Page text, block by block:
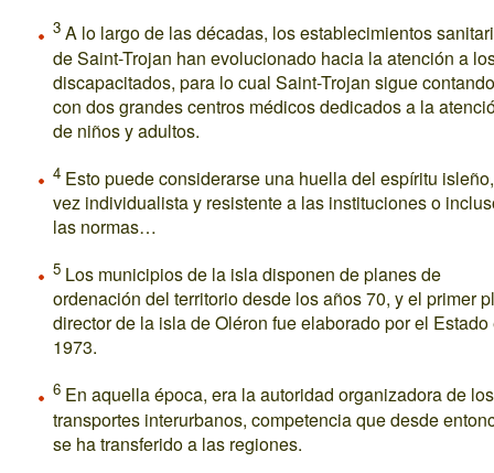
3 A lo largo de las décadas, los establecimientos
de Saint-Trojan han evolucionado hacia la atención a
discapacitados, para lo cual Saint-Trojan sigue contando
con dos grandes centros médicos dedicados a la
de niños y adultos.
4 Esto puede considerarse una huella del espíritu
vez individualista y resistente a las instituciones o
las normas…
5 Los municipios de la isla disponen de planes de
ordenación del territorio desde los años 70, y el primer
director de la isla de Oléron fue elaborado por el Estado
1973.
6 En aquella época, era la autoridad organizadora de los
transportes interurbanos, competencia que desde
se ha transferido a las regiones.